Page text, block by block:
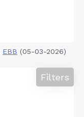
EBB (05-03-2026)
Filters